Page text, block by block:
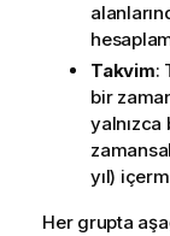
Takvim:
bir
yalnızca
yıl)
Her grupta